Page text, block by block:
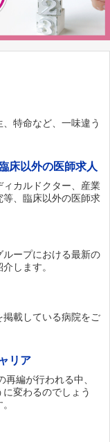
特命など、一味違う
床以外の医師求人
カルドクター、産業
等、臨床以外の医師求
ープにおける最新の
します。
載している病院をご
リア
編が行われる中、
変わるのでしょう